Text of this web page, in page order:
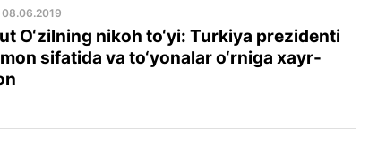
08.06.2019
O‘zilning nikoh to‘yi: Turkiya prezidenti
sifatida va to‘yonalar o‘rniga xayr-